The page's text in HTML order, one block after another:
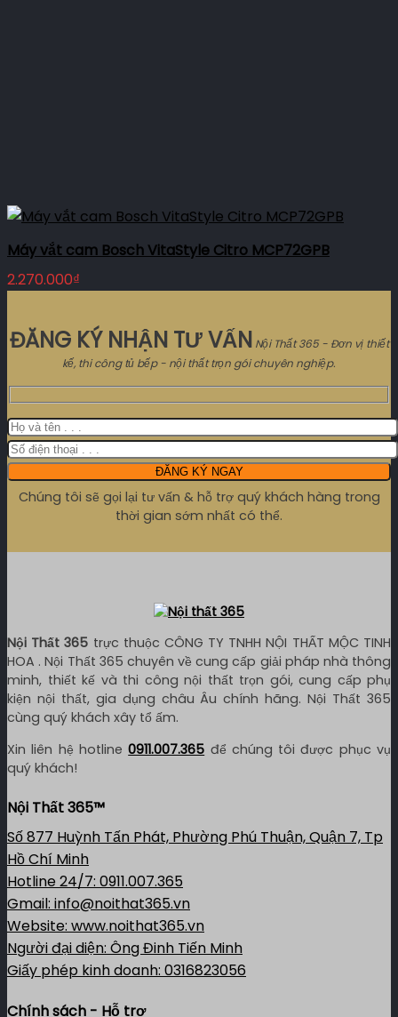
Máy vắt cam Bosch VitaStyle Citro MCP72GPB
2.270.000₫
ĐĂNG KÝ NHẬN TƯ VẤN Nội Thất 365 - Đơn vị thiết
kế, thi công tủ bếp - nội thất trọn gói chuyên nghiệp.
Chúng tôi sẽ gọi lại tư vấn & hỗ trợ quý khách hàng trong
thời gian sớm nhất có thể.
Nội Thất 365 trực thuộc CÔNG TY TNHH NỘI THẤT MỘC TINH
HOA . Nội Thất 365 chuyên về cung cấp giải pháp nhà thông
minh, thiết kế và thi công nội thất trọn gói, cung cấp phụ
kiện nội thất, gia dụng châu Âu chính hãng. Nội Thất 365
cùng quý khách xây tổ ấm.
Xin liên hệ hotline0911.007.365 để chúng tôi được phục vụ
quý khách!
Nội Thất 365™
Số 877 Huỳnh Tấn Phát, Phường Phú Thuận, Quận 7, Tp
Hồ Chí Minh
Hotline 24/7: 0911.007.365
Gmail: info@noithat365.vn
Website: www.noithat365.vn
Người đại diện: Ông Đinh Tiến Minh
Giấy phép kinh doanh: 0316823056
Chính sách - Hỗ trợ